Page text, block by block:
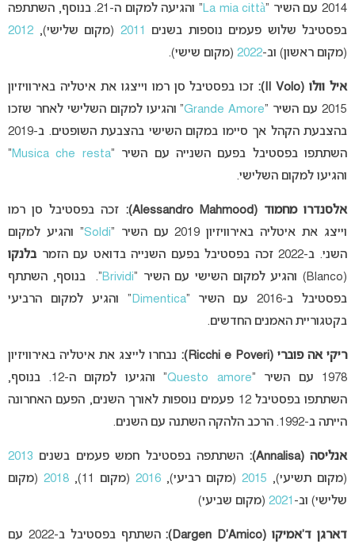
2014 עם השיר “
La mia città
” והגיעה למקום ה-21. בנוסף, השתתפה
בפסטיבל שלוש פעמים נוספות בשנים
2011 (מקום שלישי), 2012
(מקום ראשון) וב-2022 (מקום שישי).
איל וולו (II Volo):
זכו בפסטיבל סן רמו וייצגו את איטליה באירוויזיון
2015 עם השיר “
Grande Amore” והגיעו למקום השלישי לאחר שזכו
בהצבעת הקהל אך סיימו במקום השישי בהצבעת השופטים. ב-2019
השתתפו בפסטיבל בפעם השנייה עם השיר “Musica che resta
”
והגיעו למקום השלישי.
אלסנדרו מחמוד (Alessandro Mahmood):
זכה בפסטיבל סן רמו
וייצג את איטליה באירוויזיון 2019 עם השיר “
Soldi” והגיע למקום
השני. ב-2022 זכה בפסטיבל בפעם השנייה בדואט עם הזמר
בלנקו
(Blanco) והגיע למקום השישי עם השיר “
Brividi“. בנוסף, השתתף
בפסטיבל ב-2016 עם השיר “
Dimentica” והגיע למקום הרביעי
בקטגוריית האמנים החדשים.
ריקי אה פוברי (Ricchi e Poveri):
נבחרו לייצג את איטליה באירוויזיון
1978 עם השיר “
Questo amore
” והגיעו למקום ה-12. בנוסף,
השתתפו בפסטיבל 12 פעמים נוספות לאורך השנים, הפעם האחרונה
הייתה ב-1992. הרכב הלהקה השתנה עם השנים.
אנליסה (Annalisa): השתתפה בפסטיבל חמש פעמים בשנים 2013
(מקום תשיעי), 2015 (מקום רביעי), 2016 (מקום 11), 2018 (מקום
שלישי) וב- 2021 (מקום שביעי)
דארגן ד’אמיקו (Dargen D’Amico):
השתתף בפסטיבל ב-2022 עם